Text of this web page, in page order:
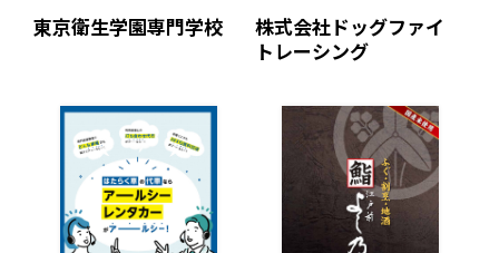
東京衛生学園専門学校
株式会社ドッグファイ
トレーシング